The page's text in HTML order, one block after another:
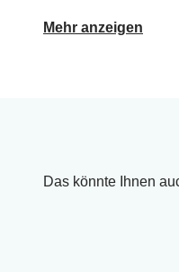
Mehr anzeigen
Das könnte Ihnen